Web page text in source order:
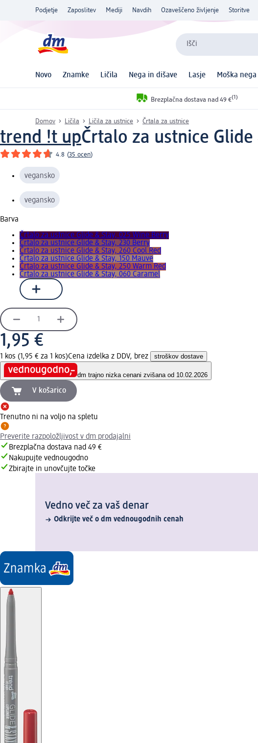
Podjetje Zaposlitev Mediji Navdih Ozaveščeno življenje Storitve
Išči
Novo Znamke Ličila Nega in dišave Lasje Moška nega
Brezplačna dostava nad 49 €(1)
Domov Ličila Ličila za ustnice Črtala za ustnice
trend !t upČrtalo za ustnice Glide
4.8 (35 ocen)
vegansko
vegansko
Barva
Črtalo za ustnice Glide & Stay, 025 Wine Berry
Črtalo za ustnice Glide & Stay, 230 Berry
Črtalo za ustnice Glide & Stay, 260 Cool Red
Črtalo za ustnice Glide & Stay, 150 Mauve
Črtalo za ustnice Glide & Stay, 250 Warm Red
Črtalo za ustnice Glide & Stay, 060 Caramel
1,95 €
1 kos (1,95 € za 1 kos)Cena izdelka z DDV, brez stroškov dostave
dm trajno nizka cenani zvišana od 10.02.2026
V košarico
Trenutno ni na voljo na spletu
Preverite razpoložljivost v dm prodajalni
Brezplačna dostava nad 49 €
Nakupujte vednougodno
Zbirajte in unovčujte točke
Vedno več za vaš denar
Odkrijte več o dm vednougodnih cenah